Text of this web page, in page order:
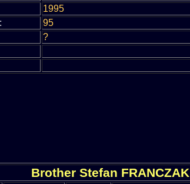
1995
95
?
Brother Stefan FRANCZAK